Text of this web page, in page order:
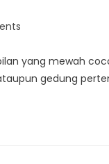
yang mewah
gedung